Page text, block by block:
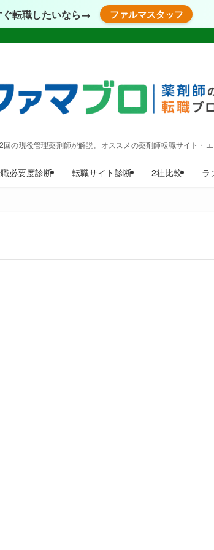
ぐ転職したいなら→ ファルマスタッフ
の現役管理薬剤師が解説。オススメの薬剤師転職サイト・
必要度診断 転職サイト診断 2社比較 ラ